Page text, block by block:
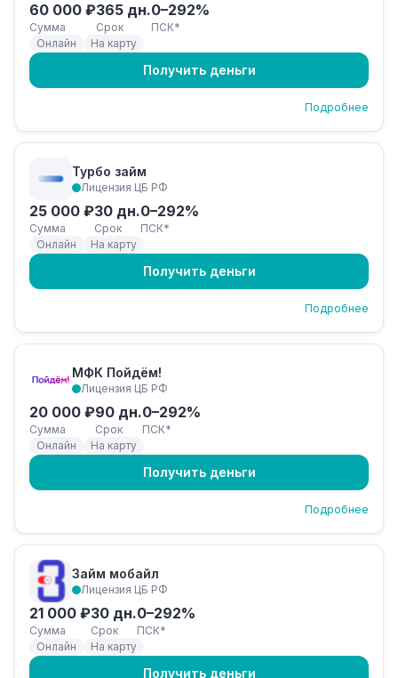
60 000 ₽
Сумма
365 дн.
Срок
0–292%
ПСК*
Онлайн
На карту
Получить деньги
Подробнее
Турбо займ
Лицензия ЦБ РФ
25 000 ₽
Сумма
30 дн.
Срок
0–292%
ПСК*
Онлайн
На карту
Получить деньги
Подробнее
МФК Пойдём!
Лицензия ЦБ РФ
20 000 ₽
Сумма
90 дн.
Срок
0–292%
ПСК*
Онлайн
На карту
Получить деньги
Подробнее
Займ мобайл
Лицензия ЦБ РФ
21 000 ₽
Сумма
30 дн.
Срок
0–292%
ПСК*
Онлайн
На карту
Получить деньги